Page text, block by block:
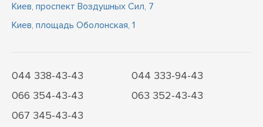
Киев, проспект Воздушных Сил, 7
Киев, площадь Оболонская, 1
044 338-43-43
044 333-94-43
066 354-43-43
063 352-43-43
067 345-43-43